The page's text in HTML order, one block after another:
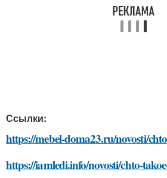
Ссылки:
https://mebel-doma23.ru/novosti/
https://iamledi.info/novosti/chto-